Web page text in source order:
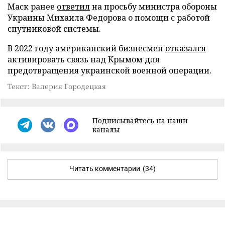
Маск ранее ответилна просьбу министра обороны
Украины Михаила Федорова о помощи с работой
спутниковой системы.
В 2022 году американский бизнесмен отказался
активировать связь над Крымом для
предотвращения украинской военной операции.
Текст: Валерия Городецкая
Подписывайтесь на наши
каналы
Читать комментарии (34)